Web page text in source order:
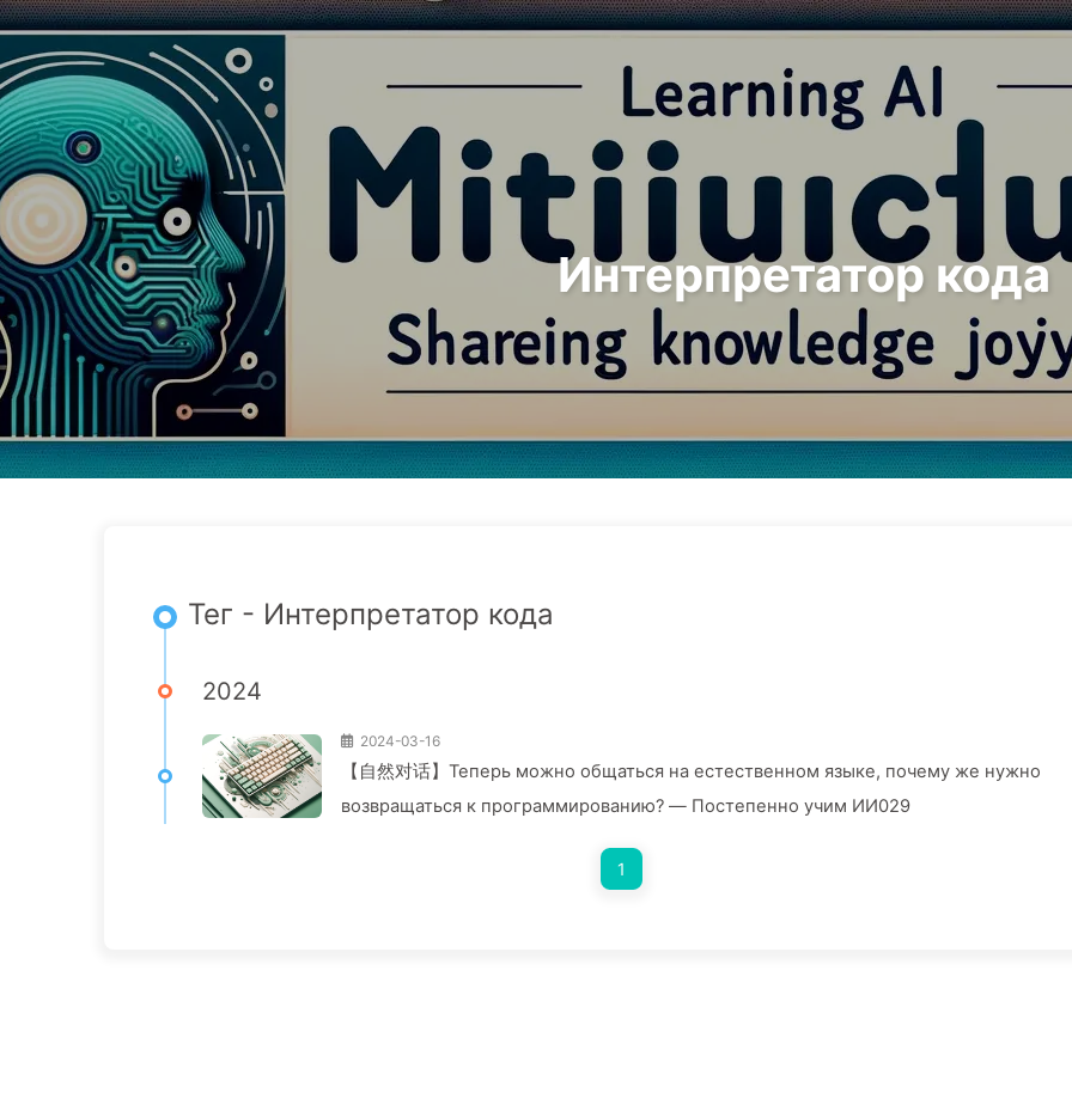
Путь к Трансформации с ИИ Поиск Главная Архивы
Интерпретатор кода
Тег - Интерпретатор кода
2024
2024-03-16
【自然对话】Теперь можно общаться на естественном языке, почему же нужно
возвращаться к программированию? — Постепенно учим ИИ029
1